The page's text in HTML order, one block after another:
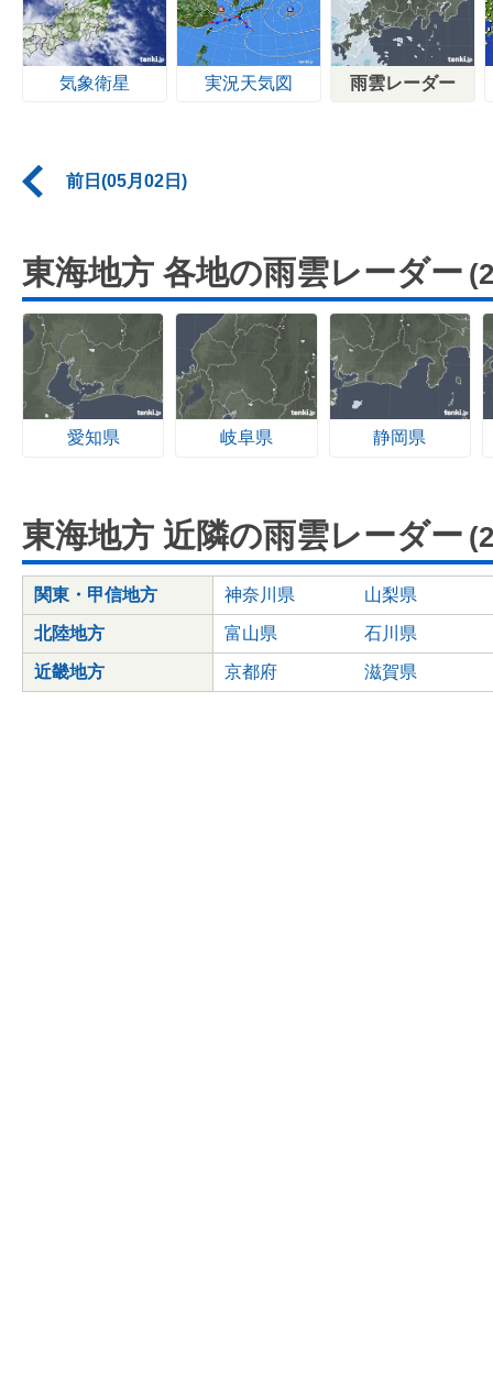
気象衛星 実況天気図 雨雲レーダー
前日(05月02日)
東海地方 各地の雨雲レーダー
愛知県 岐阜県 静岡県
東海地方 近隣の雨雲レーダー
関東・甲信地方 神奈川県 山梨県
北陸地方 富山県 石川県
近畿地方 京都府 滋賀県